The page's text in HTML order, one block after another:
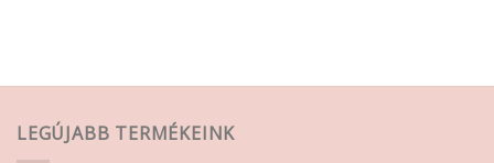
LEGÚJABB TERMÉKEINK